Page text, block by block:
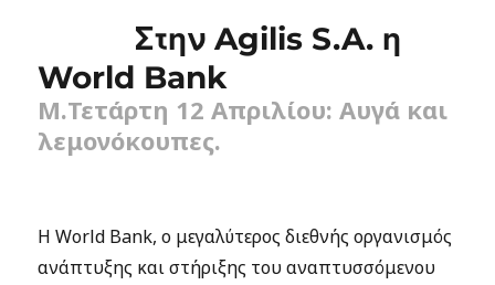
Στην Agilis S.A. η
World Bank
Μ.Τετάρτη 12 Απριλίου: Αυγά και
λεμονόκουπες.
H World Bank, ο μεγαλύτερος διεθνής οργανισμός
ανάπτυξης και στήριξης του αναπτυσσόμενου